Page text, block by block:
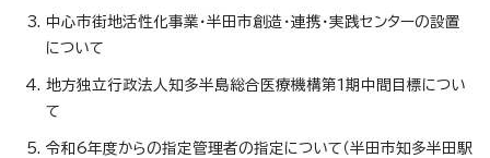
中心市街地活性化事業・半田市創造・連携・実践センターの設置
について
地方独立行政法人知多半島総合医療機構第1期中間目標につい
て
令和6年度からの指定管理者の指定について（半田市知多半田駅